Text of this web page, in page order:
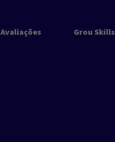
Avaliações Grou Skills